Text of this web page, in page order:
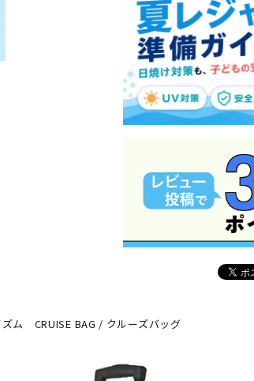
ム CRUISE BAG / クルーズバッグ